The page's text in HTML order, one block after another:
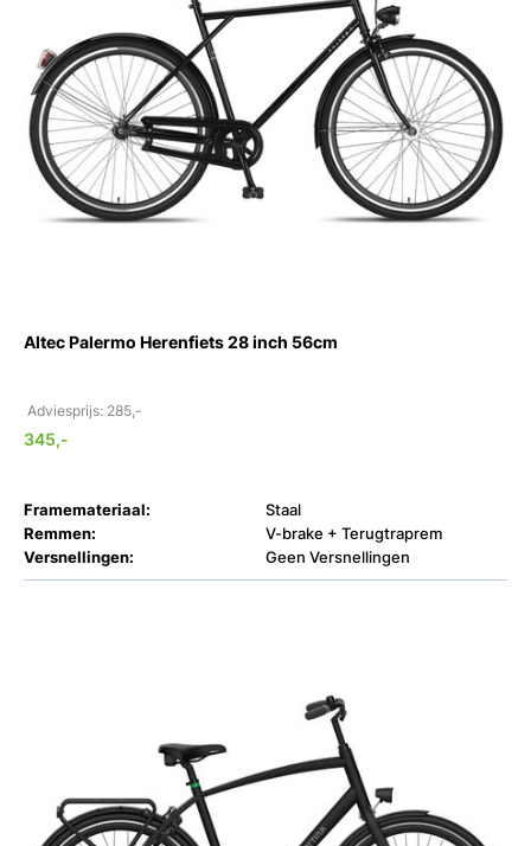
Altec Palermo Herenfiets 28 inch 56cm
Adviesprijs: 285,-
345,-
Framemateriaal:
Staal
Remmen:
V-brake + Terugtraprem
Versnellingen:
Geen Versnellingen